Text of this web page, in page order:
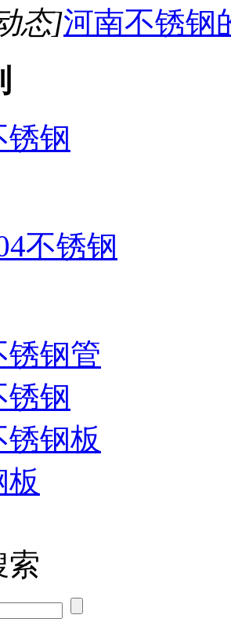
态]河南不锈钢
锈钢
不锈钢
锈钢管
锈钢
锈钢板
索